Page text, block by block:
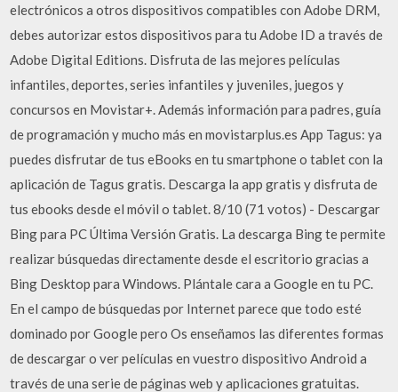
electrónicos a otros dispositivos compatibles con Adobe DRM,
debes autorizar estos dispositivos para tu Adobe ID a través de
Adobe Digital Editions. Disfruta de las mejores películas
infantiles, deportes, series infantiles y juveniles, juegos y
concursos en Movistar+. Además información para padres, guía
de programación y mucho más en movistarplus.es App Tagus: ya
puedes disfrutar de tus eBooks en tu smartphone o tablet con la
aplicación de Tagus gratis. Descarga la app gratis y disfruta de
tus ebooks desde el móvil o tablet. 8/10 (71 votos) - Descargar
Bing para PC Última Versión Gratis. La descarga Bing te permite
realizar búsquedas directamente desde el escritorio gracias a
Bing Desktop para Windows. Plántale cara a Google en tu PC.
En el campo de búsquedas por Internet parece que todo esté
dominado por Google pero Os enseñamos las diferentes formas
de descargar o ver películas en vuestro dispositivo Android a
través de una serie de páginas web y aplicaciones gratuitas.